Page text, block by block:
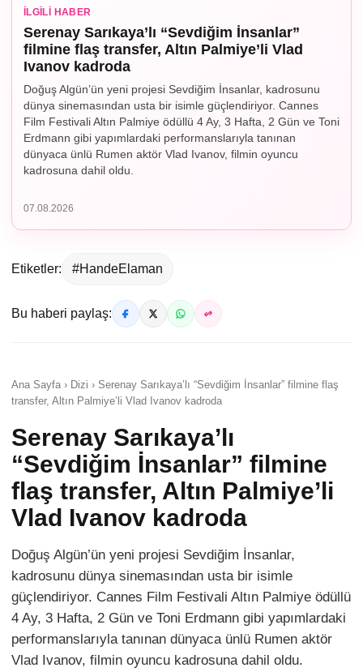
İLGILI HABER
Serenay Sarıkaya’lı “Sevdiğim İnsanlar”
filmine flaş transfer, Altın Palmiye’li Vlad
Ivanov kadroda
Doğuş Algün’ün yeni projesi Sevdiğim İnsanlar, kadrosunu
dünya sinemasından usta bir isimle güçlendiriyor. Cannes
Film Festivali Altın Palmiye ödüllü 4 Ay, 3 Hafta, 2 Gün ve Toni
Erdmann gibi yapımlardaki performanslarıyla tanınan
dünyaca ünlü Rumen aktör Vlad Ivanov, filmin oyuncu
kadrosuna dahil oldu.
07.08.2026
Etiketler: #HandeElaman
Bu haberi paylaş:
Ana Sayfa › Dizi › Serenay Sarıkaya’lı “Sevdiğim İnsanlar” filmine flaş
transfer, Altın Palmiye’li Vlad Ivanov kadroda
Serenay Sarıkaya’lı
“Sevdiğim İnsanlar” filmine
flaş transfer, Altın Palmiye’li
Vlad Ivanov kadroda
Doğuş Algün’ün yeni projesi Sevdiğim İnsanlar,
kadrosunu dünya sinemasından usta bir isimle
güçlendiriyor. Cannes Film Festivali Altın Palmiye ödüllü
4 Ay, 3 Hafta, 2 Gün ve Toni Erdmann gibi yapımlardaki
performanslarıyla tanınan dünyaca ünlü Rumen aktör
Vlad Ivanov, filmin oyuncu kadrosuna dahil oldu.